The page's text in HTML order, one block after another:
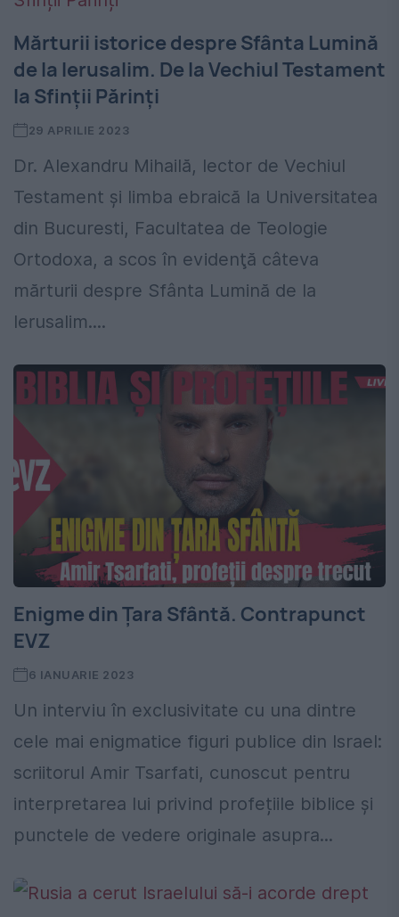
Mărturii istorice despre Sfânta Lumină
de la Ierusalim. De la Vechiul Testament
la Sfinții Părinți
29 APRILIE 2023
Dr. Alexandru Mihailă, lector de Vechiul
Testament și limba ebraică la Universitatea
din Bucuresti, Facultatea de Teologie
Ortodoxa, a scos în evidenţă câteva
mărturii despre Sfânta Lumină de la
Ierusalim....
Enigme din Țara Sfântă. Contrapunct
EVZ
6 IANUARIE 2023
Un interviu în exclusivitate cu una dintre
cele mai enigmatice figuri publice din Israel:
scriitorul Amir Tsarfati, cunoscut pentru
interpretarea lui privind profețiile biblice și
punctele de vedere originale asupra...